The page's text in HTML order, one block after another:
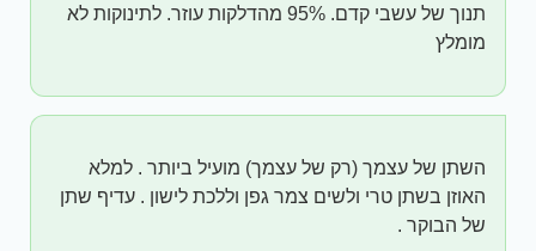
תנוך של עשבי קדם. 95% מהדלקות עוזר. לתינוקות לא
מומלץ
השתן של עצמך (רק של עצמך) מועיל ביותר . למלא
האוזן בשתן טרי ולשים צמר גפן וללכת לישון . עדיף שתן
של הבוקר .